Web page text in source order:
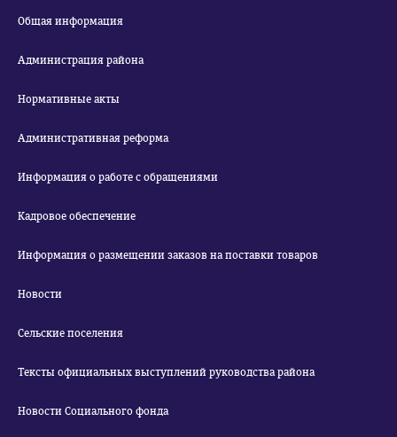
Общая информация
Администрация района
Нормативные акты
Административная реформа
Информация о работе с обращениями
Кадровое обеспечение
Информация о размещении заказов на поставки товаров
Новости
Сельские поселения
Тексты официальных выступлений руководства района
Новости Социального фонда